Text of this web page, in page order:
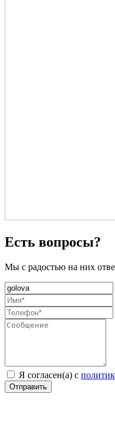
Есть вопросы?
Мы с радостью на них
Я согласен(а) с
Отправить